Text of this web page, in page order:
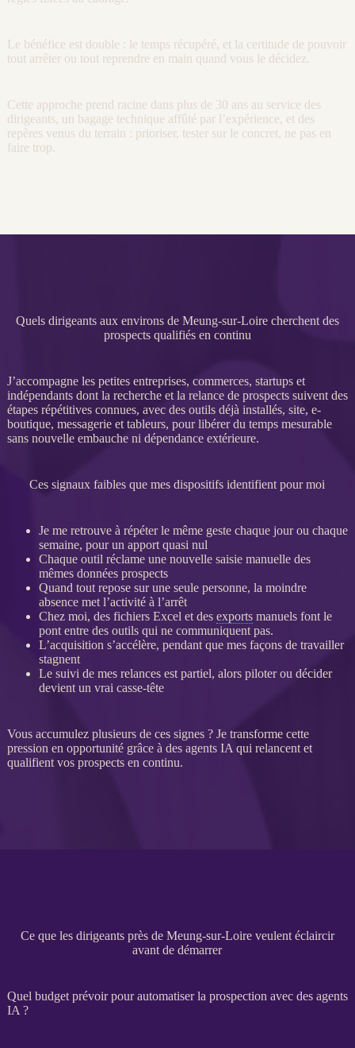
Le bénéfice est double : le temps récupéré, et la certitude de pouvoir
tout arrêter ou tout reprendre en main quand vous le décidez.
Cette approche prend racine dans plus de 30 ans au service des
dirigeants, un bagage technique affûté par l’expérience, et des
repères venus du terrain : prioriser, tester sur le concret, ne pas en
faire trop.
Quels dirigeants aux environs de Meung-sur-Loire cherchent des
prospects qualifiés en continu
J’accompagne les petites entreprises, commerces, startups et
indépendants dont la recherche et la relancede prospectssuivent des
étapes répétitives connues, avec des outils déjà installés, site, e-
boutique, messagerie et tableurs, pour libérer du temps mesurable
sans nouvelle embauche ni dépendance extérieure.
Ces signaux faibles que mes dispositifs identifient pour moi
Je me retrouve à répéter le même geste chaque jour ou chaque
semaine, pour un apport quasi nul
Chaque outil réclame une nouvelle saisie manuelle des
mêmes données prospects
Quand tout repose sur une seule personne, la moindre
absence met l’activité à l’arrêt
Chez moi, des fichiers Excel et des exportsmanuels font le
pont entre des outils qui ne communiquent pas.
L’acquisition s’accélère, pendant que mes façons de travailler
stagnent
Le suivi de mes relancesest partiel, alors piloterou décider
devient un vrai casse-tête
Vous accumulez plusieurs de ces signes ? Je transforme cette
pression en opportunité grâce à des agents IA qui relancent et
qualifient vos prospectsen continu.
Ce que les dirigeants près de Meung-sur-Loire veulent éclaircir
avant de démarrer
Quel budget prévoir pour automatiser la prospection avec des agents
IA ?